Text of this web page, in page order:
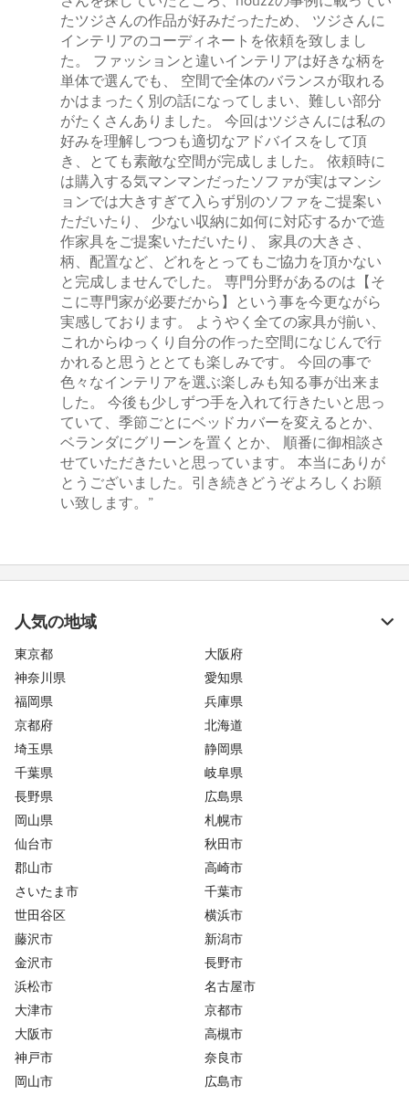
5
つ
星
中
星
5
たツジさんの作品が好みだったため、 ツジさんに
インテリアのコーディネートを依頼を致しまし
た。 ファッションと違いインテリアは好きな柄を
単体で選んでも、 空間で全体のバランスが取れる
かはまったく別の話になってしまい、難しい部分
がたくさんありました。 今回はツジさんには私の
好みを理解しつつも適切なアドバイスをして頂
き、とても素敵な空間が完成しました。 依頼時に
は購入する気マンマンだったソファが実はマンシ
ョンでは大きすぎて入らず別のソファをご提案い
ただいたり、 少ない収納に如何に対応するかで造
作家具をご提案いただいたり、 家具の大きさ、
柄、配置など、どれをとってもご協力を頂かない
と完成しませんでした。 専門分野があるのは【そ
こに専門家が必要だから】という事を今更ながら
実感しております。 ようやく全ての家具が揃い、
これからゆっくり自分の作った空間になじんで行
かれると思うととても楽しみです。 今回の事で
色々なインテリアを選ぶ楽しみも知る事が出来ま
した。 今後も少しずつ手を入れて行きたいと思っ
ていて、季節ごとにベッドカバーを変えるとか、
ベランダにグリーンを置くとか、 順番に御相談さ
せていただきたいと思っています。 本当にありが
とうございました。引き続きどうぞよろしくお願
い致します。”
人気の地域
東京都
大阪府
神奈川県
愛知県
福岡県
兵庫県
京都府
北海道
埼玉県
静岡県
千葉県
岐阜県
長野県
広島県
岡山県
札幌市
仙台市
秋田市
郡山市
高崎市
さいたま市
千葉市
世田谷区
横浜市
藤沢市
新潟市
金沢市
長野市
浜松市
名古屋市
大津市
京都市
大阪市
高槻市
神戸市
奈良市
岡山市
広島市